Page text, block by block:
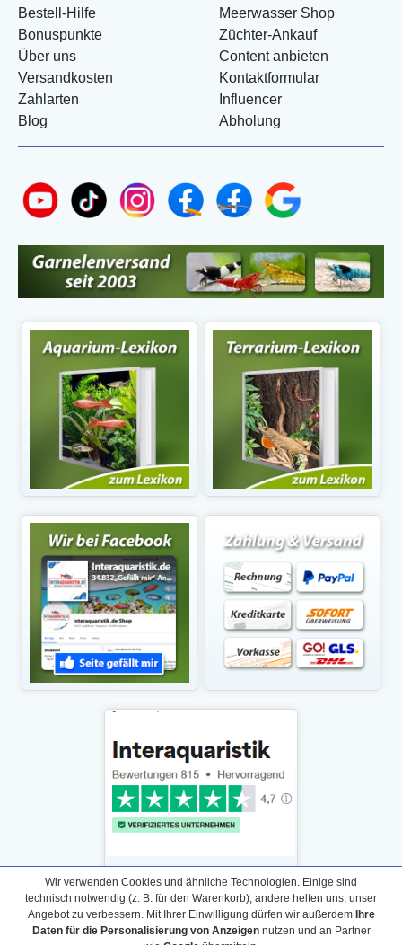
Bestell-Hilfe
Bonuspunkte
Über uns
Versandkosten
Zahlarten
Blog
Meerwasser Shop
Züchter-Ankauf
Content anbieten
Kontaktformular
Influencer
Abholung
Daten­schutz­erklärung
Wir verwenden Cookies und ähnliche Technologien. Einige sind
technisch notwendig (z. B. für den Warenkorb), andere helfen uns, unser
Angebot zu verbessern. Mit Ihrer Einwilligung dürfen wir außerdem Ihre
Daten für die Personalisierung von Anzeigennutzen und an Partner